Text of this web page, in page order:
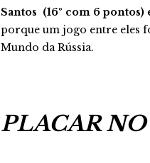
Santos (16º com 6 pontos)
porque um jogo entre eles
Mundo da Rússia.
PLACAR